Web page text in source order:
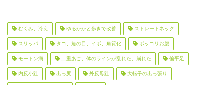
むくみ、冷え ゆるかかと歩きで改善 ストレートネック
スリッパ タコ、魚の目、イボ、角質化 ポッコリお腹
モートン病 二重あご、体のラインが乱れた、崩れた 偏平足
内反小趾 出っ尻 外反母趾 大転子の出っ張り